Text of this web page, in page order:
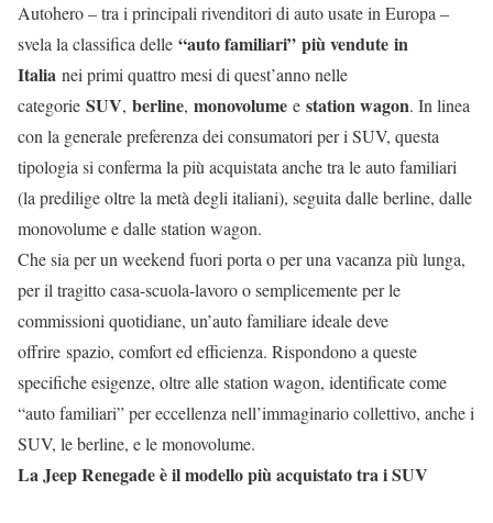
Autohero – tra i principali rivenditori di auto usate in Europa –
svela la classifica delle “auto familiari” più vendute in
Italia nei primi quattro mesi di quest’anno nelle
categorie SUV, berline, monovolume e station wagon. In linea
con la generale preferenza dei consumatori per i SUV, questa
tipologia si conferma la più acquistata anche tra le auto familiari
(la predilige oltre la metà degli italiani), seguita dalle berline, dalle
monovolume e dalle station wagon.
Che sia per un weekend fuori porta o per una vacanza più lunga,
per il tragitto casa-scuola-lavoro o semplicemente per le
commissioni quotidiane, un’auto familiare ideale deve
offrire spazio, comfort ed efficienza. Rispondono a queste
specifiche esigenze, oltre alle station wagon, identificate come
“auto familiari” per eccellenza nell’immaginario collettivo, anche i
SUV, le berline, e le monovolume.
La Jeep Renegade è il modello più acquistato tra i SUV